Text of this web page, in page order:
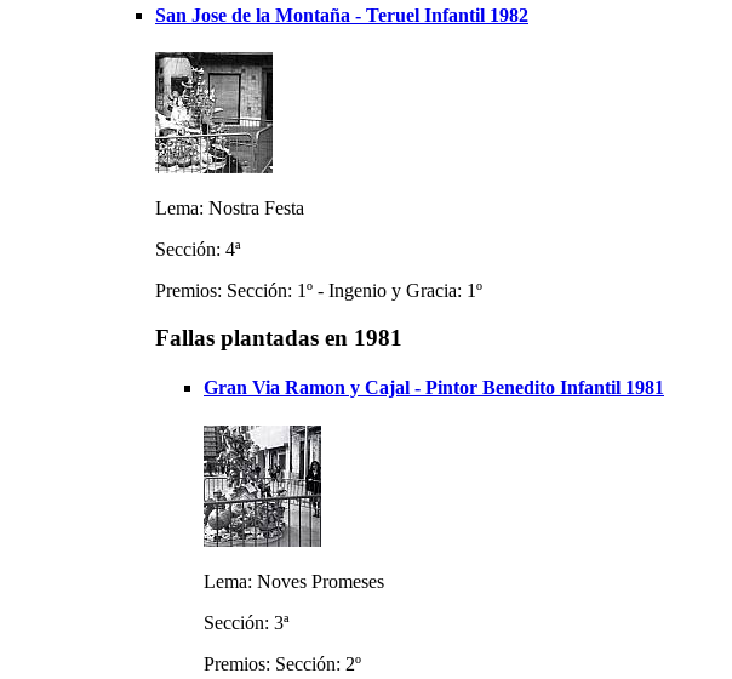
San Jose de la Montaña - Teruel Infantil 1982
Lema: Nostra Festa
Sección: 4ª
Premios: Sección: 1º - Ingenio y Gracia: 1º
Fallas plantadas en 1981
Gran Via Ramon y Cajal - Pintor Benedito Infantil 1981
Lema: Noves Promeses
Sección: 3ª
Premios: Sección: 2º